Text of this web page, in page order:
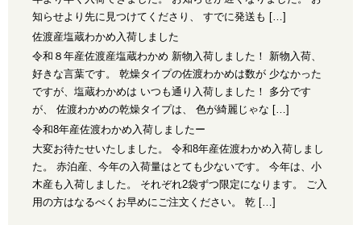
知らせより先に見つけてくださり、 すでに発送も […]
佐渡産塩蔵わかめ入荷しました
令和８年産佐渡産塩蔵わかめ 新物入荷しました！ 新物入荷、
好きな言葉です。 乾燥タイプの佐渡わかめは数が 少なかった
ですが、塩蔵わかめは いつも通り入荷しました！ 多分です
が、 佐渡わかめの乾燥タイプは、 色が綺麗じゃな […]
令和8年産佐渡わかめ入荷しましたー
大変お待たせいたしました。 令和8年産佐渡わかめ入荷しまし
た。 赤泊産、今年の入荷量はとても少ないです。 今年は、小
木産も入荷しました。 それぞれ2袋ずつ限定になります。 ご入
用の方はなるべくお早めにご注文ください。 乾 […]